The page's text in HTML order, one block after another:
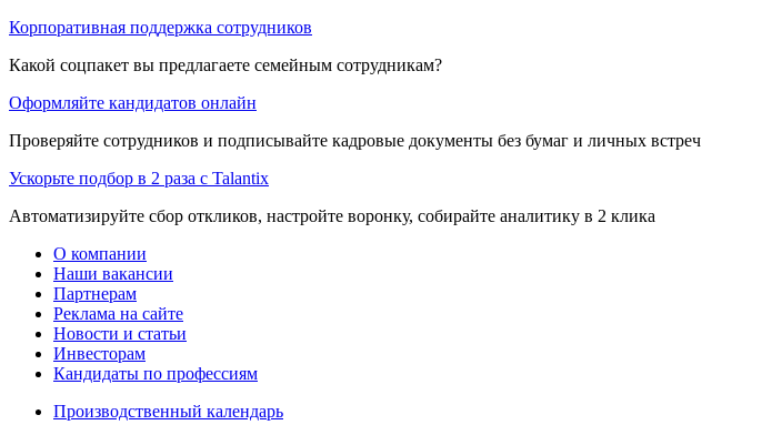
Корпоративная поддержка сотрудников
Какой соцпакет вы предлагаете семейным сотрудникам?
Оформляйте кандидатов онлайн
Проверяйте сотрудников и подписывайте кадровые документы без бумаг и личных встреч
Ускорьте подбор в 2 раза с Talantix
Автоматизируйте сбор откликов, настройте воронку, собирайте аналитику в 2 клика
О компании
Наши вакансии
Партнерам
Реклама на сайте
Новости и статьи
Инвесторам
Кандидаты по профессиям
Производственный календарь